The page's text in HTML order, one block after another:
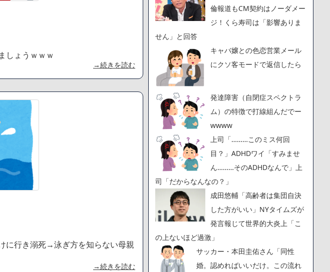
しょうｗｗｗ
→続きを読む
に行き溺死→泳ぎ方を知らない母親
→続きを読む
倫報道もCM契約はノーダメー
ジ！くら寿司は「影響ありま
せん」と回答
キャバ嬢との色恋営業メール
にクソ客モードで返信したら
発達障害（自閉症スペクトラ
ム）の特徴で打線組んだでー
wwww
上司「………このミス何回
目？」ADHDワイ「すみませ
ん………そのADHDなんで」上
司「だからなんなの？」
成田悠輔「高齢者は集団自決
した方がいい」NYタイムズが
発言報じて世界的大炎上「こ
の上ないほど過激」
サッカー・本田圭佑さん「同性
婚。認めればいいだけ。この流れ